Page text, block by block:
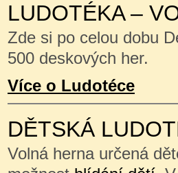
LUDOTÉKA –
Zde si po celou dobu
500 deskových her.
Více o Ludotéce
DĚTSKÁ
Volná herna určená